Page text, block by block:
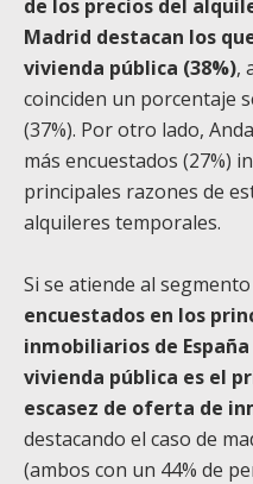
de los precios del
Madrid destacan los
vivienda pública (38%),
coinciden un porcentaje
(37%). Por otro lado,
más encuestados (27%)
principales razones de
alquileres temporales.
Si se atiende al
encuestados en los
inmobiliarios de
vivienda pública es el
escasez de oferta de
destacando el caso de
(ambos con un 44% de